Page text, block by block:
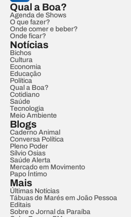
Qual a Boa?
Agenda de Shows
O que fazer?
Onde comer e beber?
Onde ficar?
Notícias
Bichos
Cultura
Economia
Educação
Política
Qual a Boa?
Cotidiano
Saúde
Tecnologia
Meio Ambiente
Blogs
Caderno Animal
Conversa Política
Pleno Poder
Sílvio Osias
Saúde Alerta
Mercado em Movimento
Papo Íntimo
Mais
Últimas Notícias
Tábuas de Marés em João Pessoa
Editais
Sobre o Jornal da Paraíba